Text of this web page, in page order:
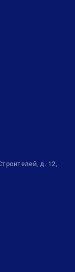
д. 12,